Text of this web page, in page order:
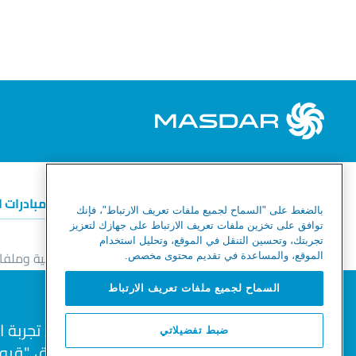
الطاقة المتجددة الهيدروجين الأخضر
خط المساعدة للأخلاقيات والامتثال إشعار الخصوصية
خريطة الموقع
© 2026 Masdar. All Rights Reserved.
نحترم خصوصيتك
نحن نستخدم ملفات تعريف الارتباط لتحسين
بالضغط على "السماح لجميع ملفات تعريف الارتباط"، فإنك
توافق على تخزين ملفات تعريف الارتباط على جهازك لتعزيز
تجربتك، وتحسين التنقل في الموقع، وتحليل استخدام
الموقع، والمساعدة في تقديم محتوى مخصص.
السماح لجميع ملفات تعريف الارتباط
ضبط تفضيلاتي